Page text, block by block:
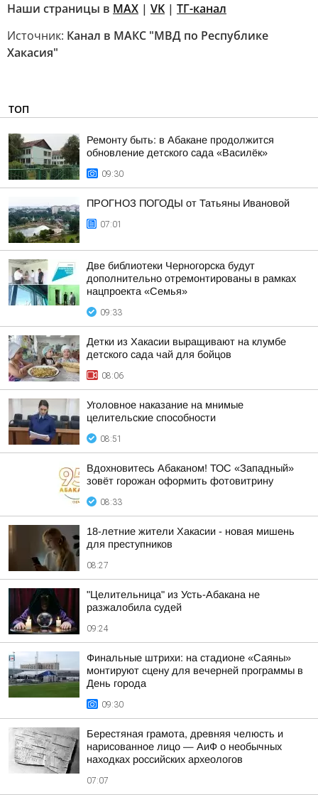
Наши страницы в MAX | VK | ТГ-канал
Источник: Канал в МАКС "МВД по Республике
Хакасия"
ТОП
Ремонту быть: в Абакане продолжится
обновление детского сада «Василёк»
09:30
ПРОГНОЗ ПОГОДЫ от Татьяны Ивановой
07:01
Две библиотеки Черногорска будут
дополнительно отремонтированы в рамках
нацпроекта «Семья»
09:33
Детки из Хакасии выращивают на клумбе
детского сада чай для бойцов
08:06
Уголовное наказание на мнимые
целительские способности
08:51
Вдохновитесь Абаканом! ТОС «Западный»
зовёт горожан оформить фотовитрину
08:33
18-летние жители Хакасии - новая мишень
для преступников
08:27
"Целительница" из Усть-Абакана не
разжалобила судей
09:24
Финальные штрихи: на стадионе «Саяны»
монтируют сцену для вечерней программы в
День города
09:30
Берестяная грамота, древняя челюсть и
нарисованное лицо — АиФ о необычных
находках российских археологов
07:07